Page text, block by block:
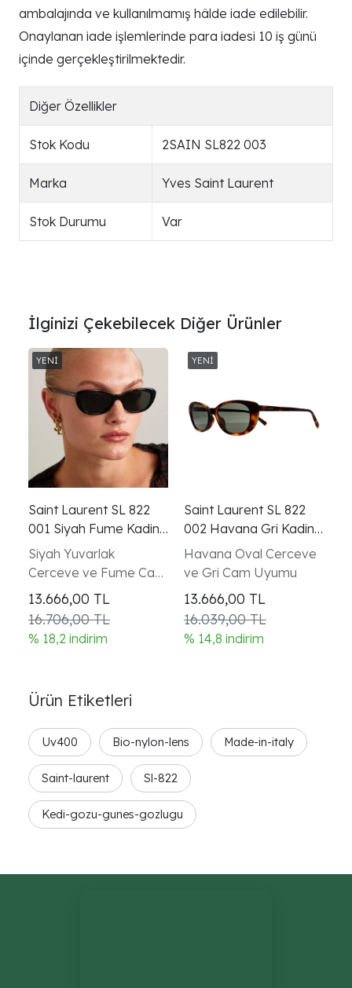
ambalajında ve kullanılmamış hâlde iade edilebilir.
Onaylanan iade işlemlerinde para iadesi 10 iş günü
içinde gerçekleştirilmektedir.
Diğer Özellikler
Stok Kodu 2SAIN SL822 003
Marka Yves Saint Laurent
Stok Durumu Var
İlginizi Çekebilecek Diğer Ürünler
Saint Laurent SL 822
001 Siyah Fume Kadin
Gunes Gozlugu
Siyah Yuvarlak
Cerceve ve Fume Cam
Uyumu
13.666,00 TL
16.706,00 TL
% 18,2 indirim
Saint Laurent SL 822
002 Havana Gri Kadin
Gunes Gozlugu
Havana Oval Cerceve
ve Gri Cam Uyumu
13.666,00 TL
16.039,00 TL
% 14,8 indirim
Ürün Etiketleri
Uv400 Bio-nylon-lens Made-in-italy
Saint-laurent Sl-822
Kedi-gozu-gunes-gozlugu